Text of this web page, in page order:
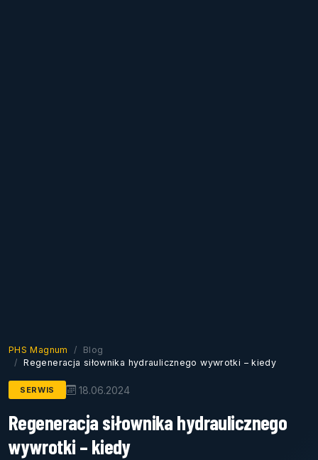
PHS Magnum
Blog
Regeneracja siłownika hydraulicznego wywrotki – kiedy
SERWIS 18.06.2024
Regeneracja siłownika hydraulicznego
wywrotki – kiedy